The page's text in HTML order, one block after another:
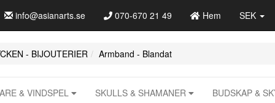
info@asianarts.se 070-670 21 49 Hem SEK
- BIJOUTERIER Armband - Blandat
& VINDSPEL SKULLS & SHAMANER BUDSKAP &